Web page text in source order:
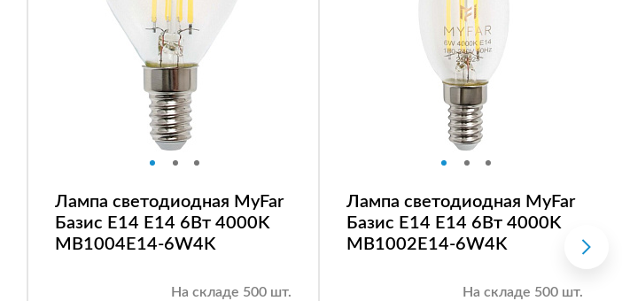
Лампа светодиодная MyFar
Базис E14 E14 6Вт 4000K
MB1004E14-6W4K
На складе 500 шт.
Лампа светодиодная MyFar
Базис E14 E14 6Вт 4000K
MB1002E14-6W4K
На складе 500 шт.